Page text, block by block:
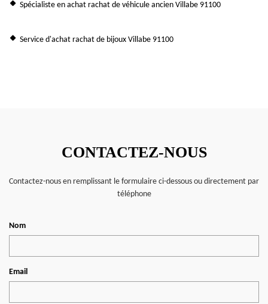
Spécialiste en achat rachat de véhicule ancien Villabe 91100
Service d'achat rachat de bijoux Villabe 91100
CONTACTEZ-NOUS
Contactez-nous en remplissant le formulaire ci-dessous ou directement par
téléphone
Nom
Email